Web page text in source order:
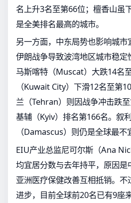
名上升3名至第66位；檀香山虽
是全美排名最高的城市。
另一方面，中东局势也影响城市
伊朗战争导致波湾地区城市稳
马斯喀特（Muscat）大跌14名
（Kuwait City）下滑12名至第
兰（Tehran）则因战争冲击跌
基辅（Kyiv）排名第166名。叙
（Damascus）则仍是全球最不
EIU产业总监尼可尔斯（Ana
均宜居分数与去年持平，原因
亚洲医疗保健改善互相抵销。
进步，目前全球前20名已有9座